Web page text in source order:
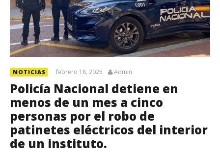
NOTICIAS febrero 18, 2025 Admin
Policía Nacional detiene en
menos de un mes a cinco
personas por el robo de
patinetes eléctricos del interior
de un instituto.